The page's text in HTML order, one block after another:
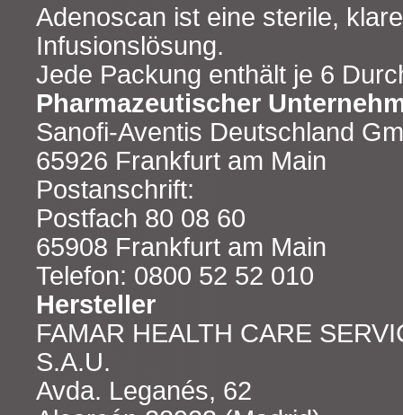
Adenoscan ist eine sterile,
Infusionslösung.
Jede Packung enthält je 6
Pharmazeutischer
Sanofi-Aventis Deutschland
65926 Frankfurt am Main
Postanschrift:
Postfach 80 08 60
65908 Frankfurt am Main
Telefon: 0800 52 52 010
Hersteller
FAMAR HEALTH CARE
S.A.U.
Avda. Leganés, 62